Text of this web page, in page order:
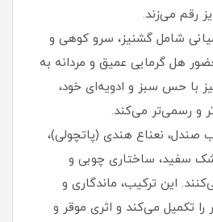
رقم می‌زند.
شامل گشنیز، سرو کوهی و
هل گرمایی عمیق و مردانه به
با حس سبز و ادویه‌ای خود،
و رسمی‌تر می‌کند.
صندل، نعناع هندی (پاتچولی)،
سفید، ساختاری چوبی و
این ترکیب، ماندگاری و
تکمیل می‌کند و اثری موقر و